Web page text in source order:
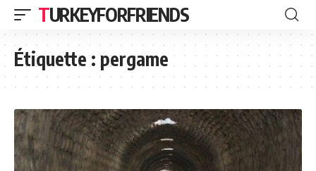
TURKEYFORFRIENDS
Étiquette :pergame